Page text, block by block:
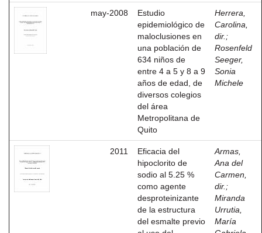
may-2008
Estudio
epidemiológico de
maloclusiones en
una población de
634 niños de
entre 4 a 5 y 8 a 9
años de edad, de
diversos colegios
del área
Metropolitana de
Quito
Herrera,
Carolina,
dir. ;
Rosenfeld
Seeger,
Sonia
Michele
2011
Eficacia del
hipoclorito de
sodio al 5.25 %
como agente
desproteinizante
de la estructura
del esmalte previo
Armas,
Ana del
Carmen,
dir. ;
Miranda
Urrutia,
María